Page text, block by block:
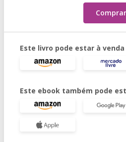
Comprar
Este livro pode estar à venda
Este ebook também pode